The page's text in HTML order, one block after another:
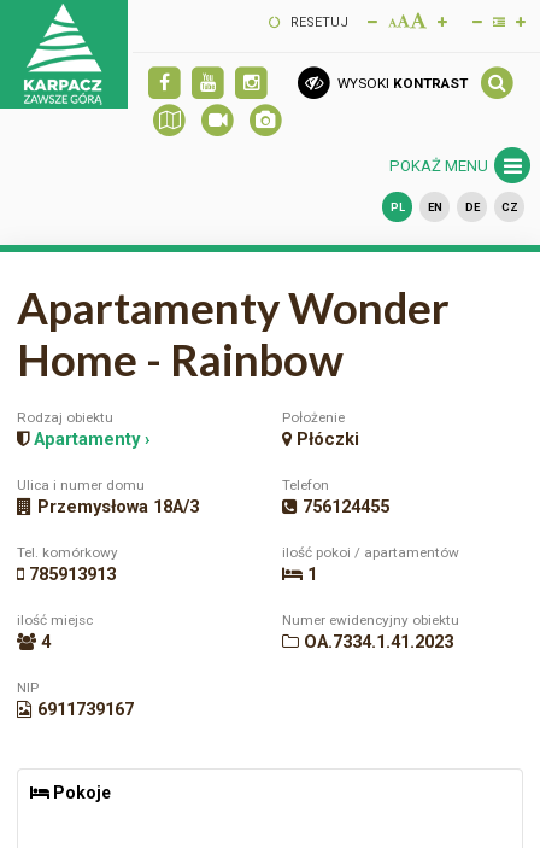
RESETUJ
WYSOKI KONTRAST
POKAŻ MENU
PL EN DE CZ
Apartamenty Wonder
Home - Rainbow
Rodzaj obiektu
Apartamenty ›
Położenie
Płóczki
Ulica i numer domu
Przemysłowa 18A/3
Telefon
756124455
Tel. komórkowy
785913913
ilość pokoi / apartamentów
1
ilość miejsc
4
Numer ewidencyjny obiektu
OA.7334.1.41.2023
NIP
6911739167
Pokoje